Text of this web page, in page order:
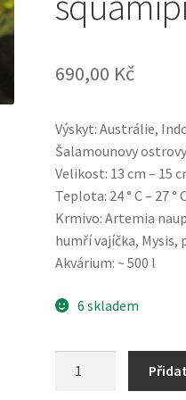
690,00 Kč
Výskyt: Austrálie,
Šalamounovy
Velikost: 13 cm – 15
Teplota: 24 ° C – 27 °
Krmivo: Artemia
humří vajíčka, Mysis,
Akvárium: ~ 500 l
6 skladem